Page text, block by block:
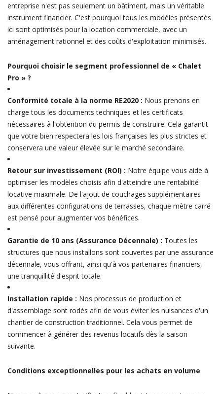
entreprise n'est pas seulement un bâtiment, mais un véritable
instrument financier. C'est pourquoi tous les modèles présentés
ici sont optimisés pour la location commerciale, avec un
aménagement rationnel et des coûts d'exploitation minimisés.
Pourquoi choisir le segment professionnel de « Chalet
Pro » ?
Conformité totale à la norme RE2020 : Nous prenons en
charge tous les documents techniques et les certificats
nécessaires à l'obtention du permis de construire. Cela garantit
que votre bien respectera les lois françaises les plus strictes et
conservera une valeur élevée sur le marché secondaire.
Retour sur investissement (ROI) : Notre équipe vous aide à
optimiser les modèles choisis afin d'atteindre une rentabilité
locative maximale. De l'ajout de couchages supplémentaires
aux différentes configurations de terrasses, chaque mètre carré
est pensé pour augmenter vos bénéfices.
Garantie de 10 ans (Assurance Décennale) : Toutes les
structures que nous installons sont couvertes par une assurance
décennale, vous offrant, ainsi qu'à vos partenaires financiers,
une tranquillité d'esprit totale.
Installation rapide : Nos processus de production et
d'assemblage sont rodés afin de vous éviter les nuisances d'un
chantier de construction traditionnel. Cela vous permet de
commencer à générer des revenus locatifs dès la saison
suivante.
Conditions exceptionnelles pour les achats en volume